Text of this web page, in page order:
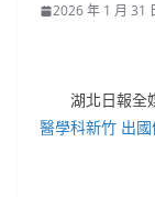
2026 年 1 月 31
湖北日報全
醫學科新竹 出